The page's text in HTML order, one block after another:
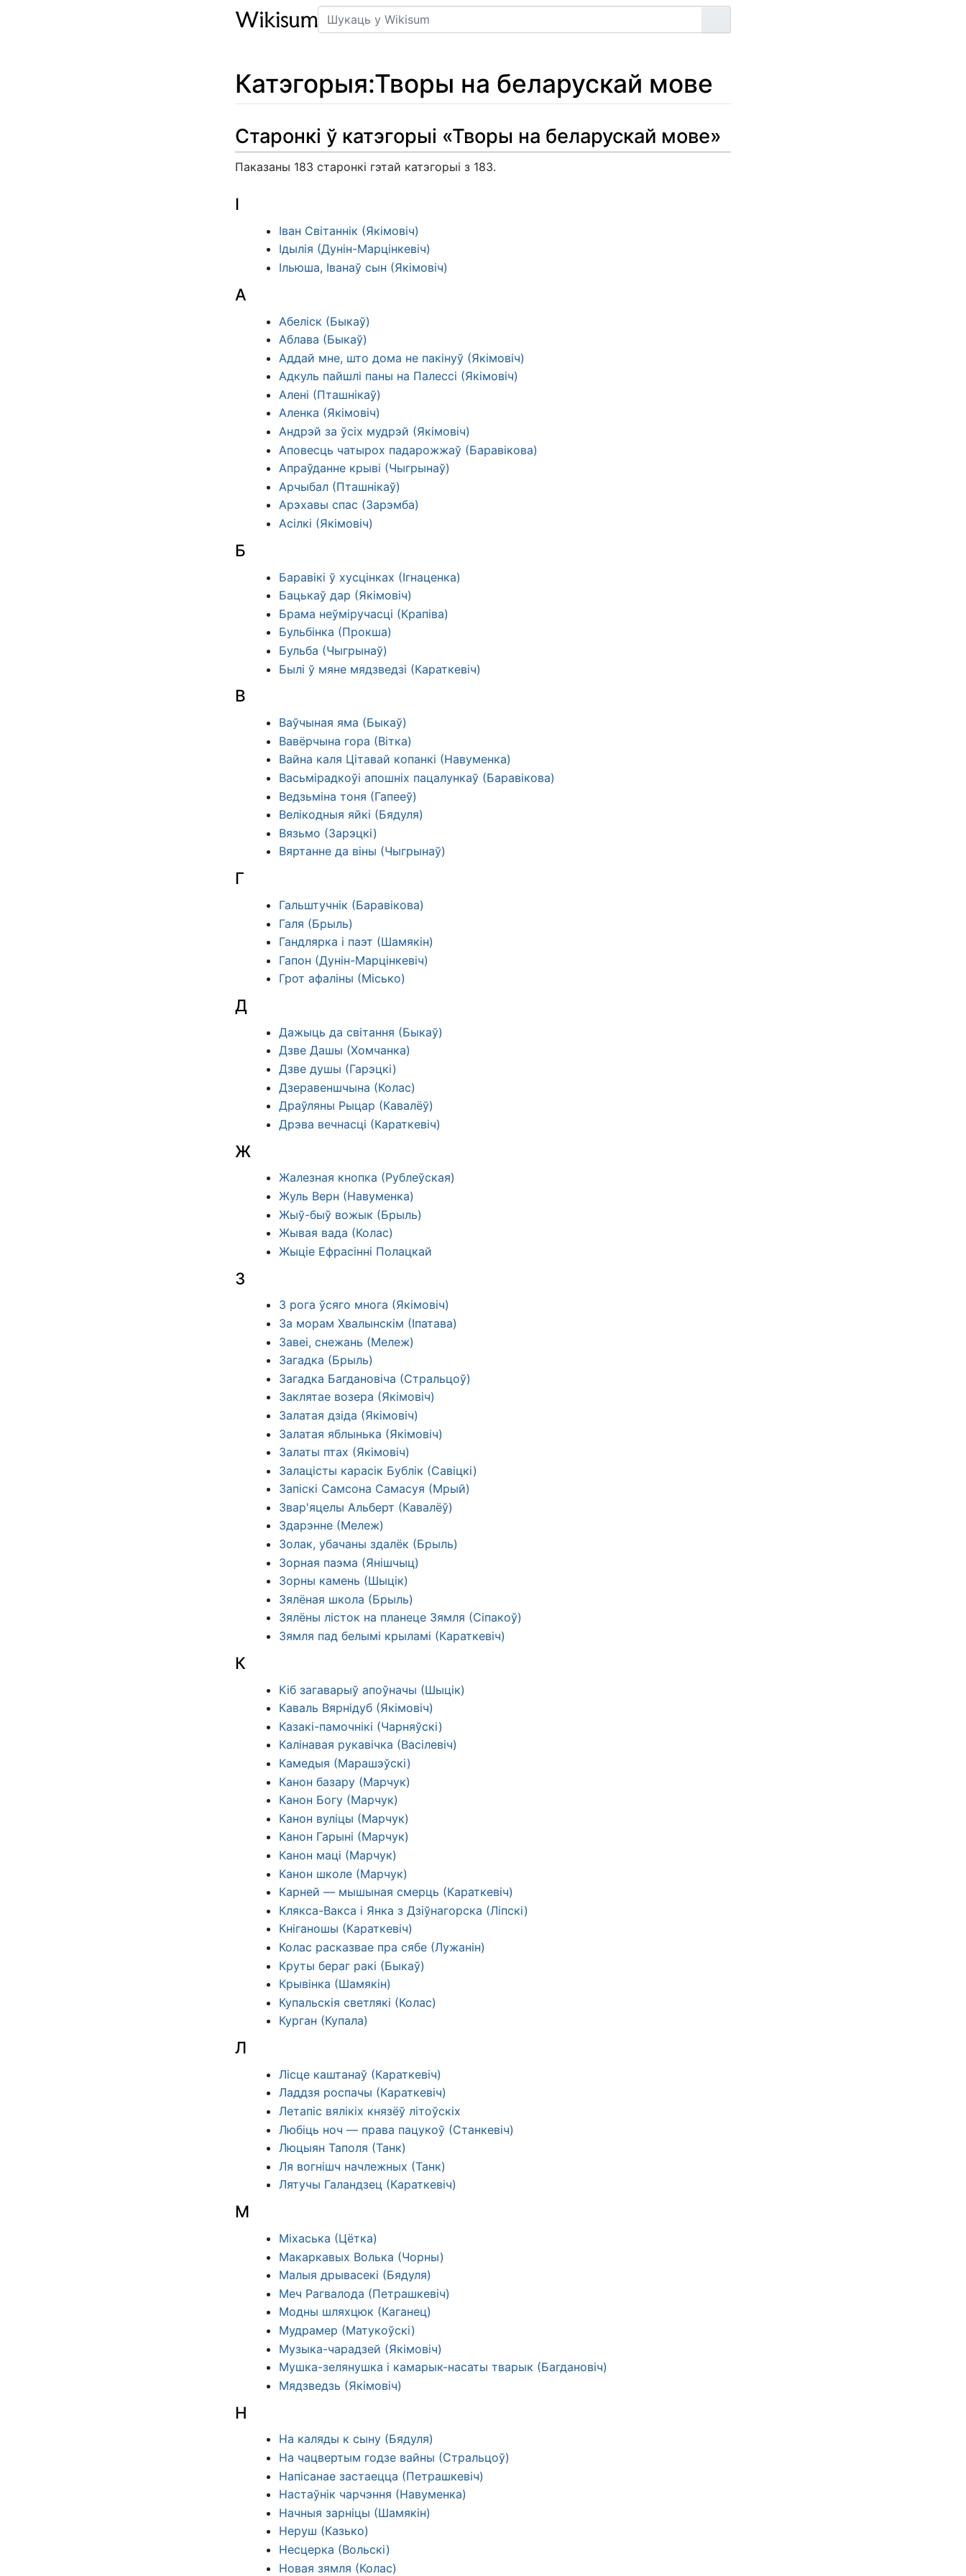
Пошук
Артыкул
Катэгорыя:Творы на беларускай мове
Старонкі ў катэгорыі «Творы на беларускай мове»
Паказаны 183 старонкі гэтай катэгорыі з 183.
І
Іван Світаннік (Якімовіч)
Ідылія (Дунін-Марцінкевіч)
Ільюша, Іванаў сын (Якімовіч)
А
Абеліск (Быкаў)
Аблава (Быкаў)
Аддай мне, што дома не пакінуў (Якімовіч)
Адкуль пайшлі паны на Палессі (Якімовіч)
Алені (Пташнікаў)
Аленка (Якімовіч)
Андрэй за ўсіх мудрэй (Якімовіч)
Аповесць чатырох падарожжаў (Баравікова)
Апраўданне крыві (Чыгрынаў)
Арчыбал (Пташнікаў)
Арэхавы спас (Зарэмба)
Асілкі (Якімовіч)
Б
Баравікі ў хусцінках (Ігнаценка)
Бацькаў дар (Якімовіч)
Брама неўміручасці (Крапіва)
Бульбінка (Прокша)
Бульба (Чыгрынаў)
Былі ў мяне мядзведзі (Караткевіч)
В
Ваўчыная яма (Быкаў)
Вавёрчына гора (Вітка)
Вайна каля Цітавай копанкі (Навуменка)
Васьмірадкоўі апошніх пацалункаў (Баравікова)
Ведзьміна тоня (Гапееў)
Велікодныя яйкі (Бядуля)
Вязьмо (Зарэцкі)
Вяртанне да віны (Чыгрынаў)
Г
Гальштучнік (Баравікова)
Галя (Брыль)
Гандлярка і паэт (Шамякін)
Гапон (Дунін-Марцінкевіч)
Грот афаліны (Місько)
Д
Дажыць да світання (Быкаў)
Дзве Дашы (Хомчанка)
Дзве душы (Гарэцкі)
Дзеравеншчына (Колас)
Драўляны Рыцар (Кавалёў)
Дрэва вечнасці (Караткевіч)
Ж
Жалезная кнопка (Рублеўская)
Жуль Верн (Навуменка)
Жыў-быў вожык (Брыль)
Жывая вада (Колас)
Жыціе Ефрасінні Полацкай
З
З рога ўсяго многа (Якімовіч)
За морам Хвалынскім (Іпатава)
Завеі, снежань (Мележ)
Загадка (Брыль)
Загадка Багдановіча (Стральцоў)
Заклятае возера (Якімовіч)
Залатая дзіда (Якімовіч)
Залатая яблынька (Якімовіч)
Залаты птах (Якімовіч)
Залацісты карасік Бублік (Савіцкі)
Запіскі Самсона Самасуя (Мрый)
Звар'яцелы Альберт (Кавалёў)
Здарэнне (Мележ)
Золак, убачаны здалёк (Брыль)
Зорная паэма (Янішчыц)
Зорны камень (Шыцік)
Зялёная школа (Брыль)
Зялёны лісток на планеце Зямля (Сіпакоў)
Зямля пад белымі крыламі (Караткевіч)
К
Кіб загаварыў апоўначы (Шыцік)
Каваль Вярнідуб (Якімовіч)
Казакі-памочнікі (Чарняўскі)
Калінавая рукавічка (Васілевіч)
Камедыя (Марашэўскі)
Канон базару (Марчук)
Канон Богу (Марчук)
Канон вуліцы (Марчук)
Канон Гарыні (Марчук)
Канон маці (Марчук)
Канон школе (Марчук)
Карней — мышыная смерць (Караткевіч)
Клякса-Вакса і Янка з Дзіўнагорска (Ліпскі)
Кніганошы (Караткевіч)
Колас расказвае пра сябе (Лужанін)
Круты бераг ракі (Быкаў)
Крывінка (Шамякін)
Купальскія светлякі (Колас)
Курган (Купала)
Л
Лісце каштанаў (Караткевіч)
Ладдзя роспачы (Караткевіч)
Летапіс вялікіх князёў літоўскіх
Любіць ноч — права пацукоў (Станкевіч)
Люцыян Таполя (Танк)
Ля вогнішч начлежных (Танк)
Лятучы Галандзец (Караткевіч)
М
Міхаська (Цётка)
Макаркавых Волька (Чорны)
Малыя дрывасекі (Бядуля)
Меч Рагвалода (Петрашкевіч)
Модны шляхцюк (Каганец)
Мудрамер (Матукоўскі)
Музыка-чарадзей (Якімовіч)
Мушка-зелянушка і камарык-насаты тварык (Багдановіч)
Мядзведзь (Якімовіч)
Н
На каляды к сыну (Бядуля)
На чацвертым годзе вайны (Стральцоў)
Напісанае застаецца (Петрашкевіч)
Настаўнік чарчэння (Навуменка)
Начныя зарніцы (Шамякін)
Неруш (Казько)
Несцерка (Вольскі)
Новая зямля (Колас)